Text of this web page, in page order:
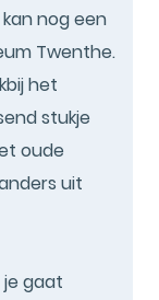
nog een
Twenthe.
het
stukje
oude
uit
gaat